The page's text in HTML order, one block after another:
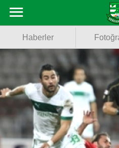
Fotoğraflar
Videolar
Basketbol
Voleybol
Puan Durumu
MENU
Haberler